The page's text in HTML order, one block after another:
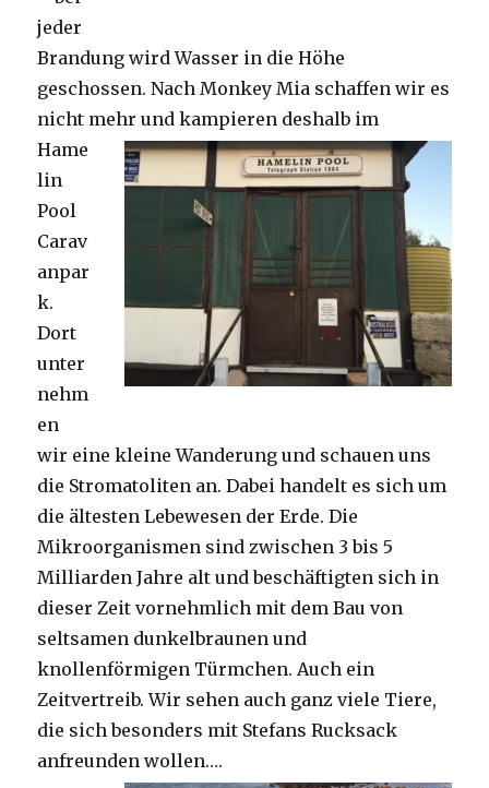
jeder
Brandung wird Wasser in die Höhe
geschossen. Nach Monkey Mia schaffen wir es
nicht mehr und kampieren deshalb im
Hame
lin
Pool
Carav
anpar
k.
Dort
unter
nehm
en
wir eine kleine Wanderung und schauen uns
die Stromatoliten an. Dabei handelt es sich um
die ältesten Lebewesen der Erde. Die
Mikroorganismen sind zwischen 3 bis 5
Milliarden Jahre alt und beschäftigten sich in
dieser Zeit vornehmlich mit dem Bau von
seltsamen dunkelbraunen und
knollenförmigen Türmchen. Auch ein
Zeitvertreib. Wir sehen auch ganz viele Tiere,
die sich besonders mit Stefans Rucksack
anfreunden wollen….